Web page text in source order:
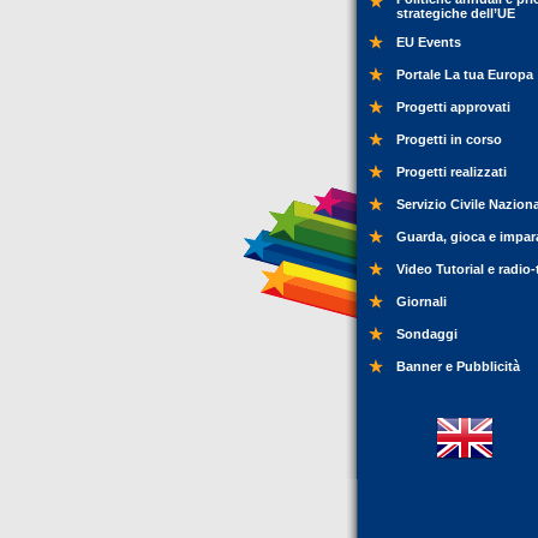
strategiche dell’UE
EU Events
Portale La tua Europa
Progetti approvati
Progetti in corso
Progetti realizzati
Servizio Civile
Guarda, gioca e
Video Tutorial e
Giornali
Sondaggi
Banner e Pubblicità